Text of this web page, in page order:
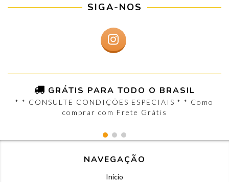
SIGA-NOS
GRÁTIS PARA TODO O BRASIL
* * CONSULTE CONDIÇÕES ESPECIAIS * * Como
comprar com Frete Grátis
NAVEGAÇÃO
Início